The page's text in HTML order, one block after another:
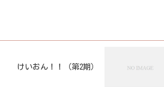
けいおん！！（第2期）